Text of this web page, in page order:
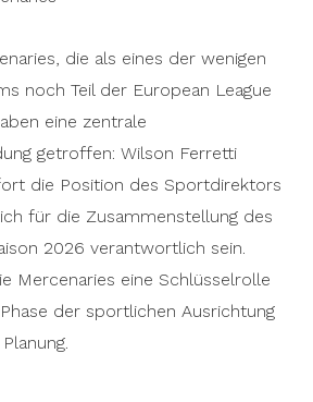
die als eines der wenigen
noch Teil der European League
eine zentrale
getroffen: Wilson Ferretti
die Position des Sportdirektors
für die Zusammenstellung des
2026 verantwortlich sein.
Mercenaries eine Schlüsselrolle
der sportlichen Ausrichtung